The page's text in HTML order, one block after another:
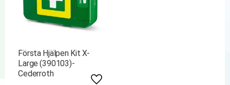
Första Hjälpen Kit X-
Large (390103)-
Cederroth